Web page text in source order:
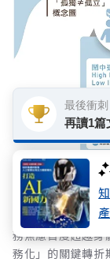
長照成本與通膨
務焦慮首度超越身
務化」的關鍵轉折
最後衝
再讀1篇